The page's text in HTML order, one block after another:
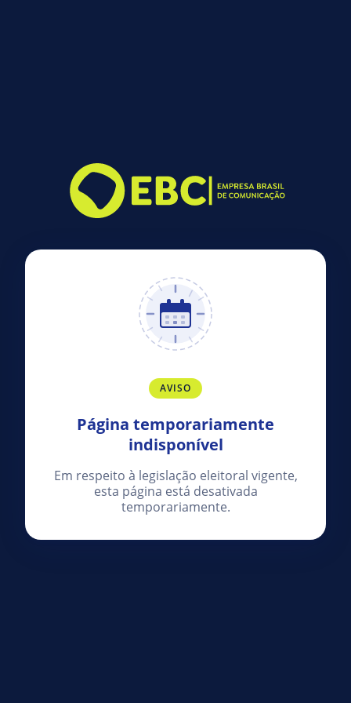
AVISO
Página temporariamente
indisponível
Em respeito à legislação eleitoral vigente,
esta página está desativada
temporariamente.